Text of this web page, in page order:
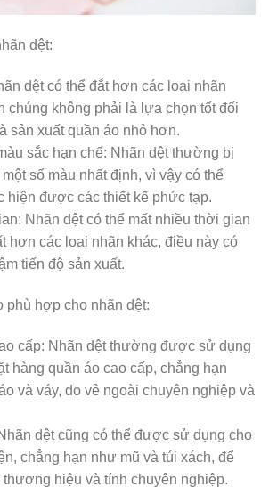
dệt:
dệt có thể đắt hơn các loại nhãn
chúng không phải là lựa chọn tốt đối
sản xuất quần áo nhỏ hơn.
sắc hạn chế: Nhãn dệt thường bị
số màu nhất định, vì vậy có thể
hiện được các thiết kế phức tạp.
Nhãn dệt có thể mất nhiều thời gian
hơn các loại nhãn khác, điều này có
tiến độ sản xuất.
phù hợp cho nhãn dệt:
cấp: Nhãn dệt thường được sử dụng
hàng quần áo cao cấp, chẳng hạn
và váy, do vẻ ngoài chuyên nghiệp và
dệt cũng có thể được sử dụng cho
chẳng hạn như mũ và túi xách, để
thương hiệu và tính chuyên nghiệp.